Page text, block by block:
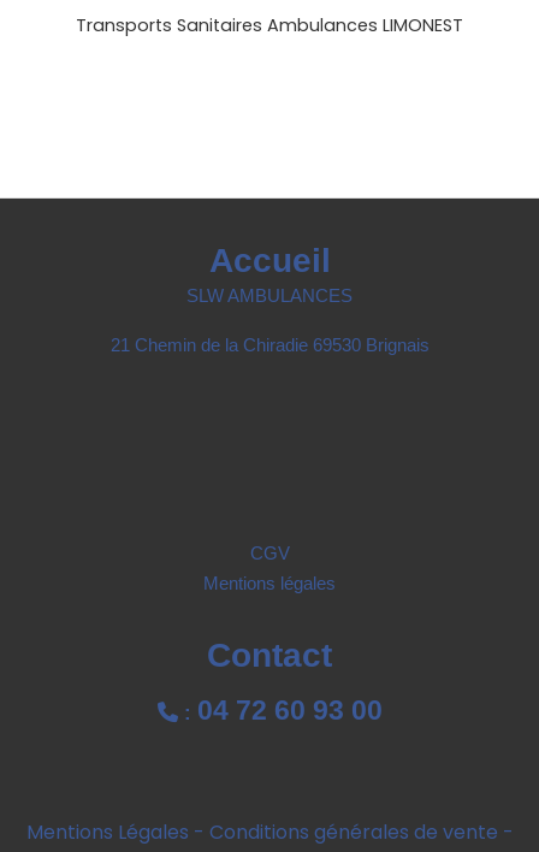
Transports Sanitaires Ambulances LIMONEST
Accueil
SLW AMBULANCES
21 Chemin de la Chiradie 69530 Brignais
CGV
Mentions légales
Contact
: 04 72 60 93 00
Mentions Légales
Conditions générales de vente